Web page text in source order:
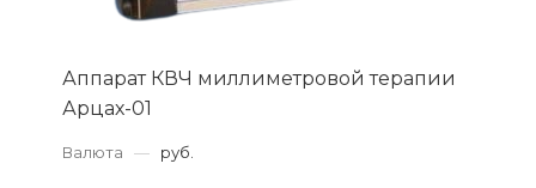
Аппарат КВЧ миллиметровой терапии
Арцах-01
Валюта — руб.